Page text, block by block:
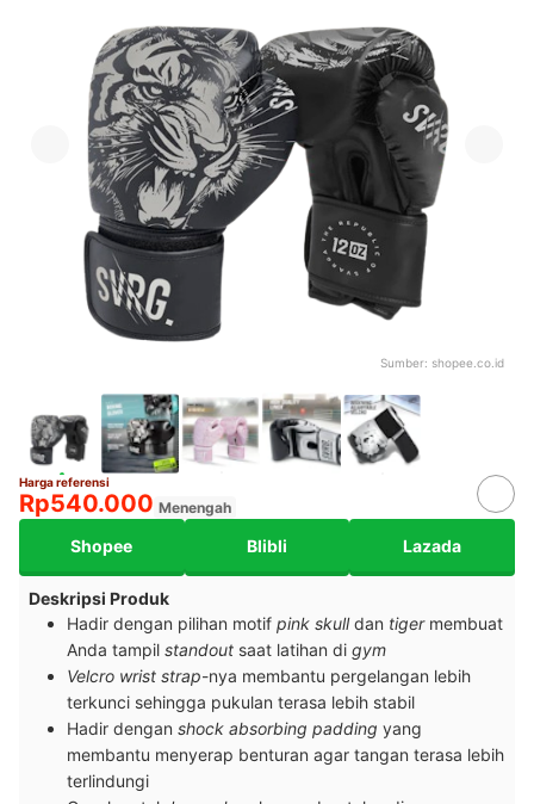
Sumber: shopee.co.id
Harga referensi
Rp540.000 Menengah
Shopee Blibli Lazada
Deskripsi Produk
Hadir dengan pilihan motif pink skulldan tigermembuat
Anda tampil standout saat latihan di gym
Velcro wrist strap-nya membantu pergelangan lebih
terkunci sehingga pukulan terasa lebih stabil
Hadir dengan shock absorbing padding yang
membantu menyerap benturan agar tangan terasa lebih
terlindungi